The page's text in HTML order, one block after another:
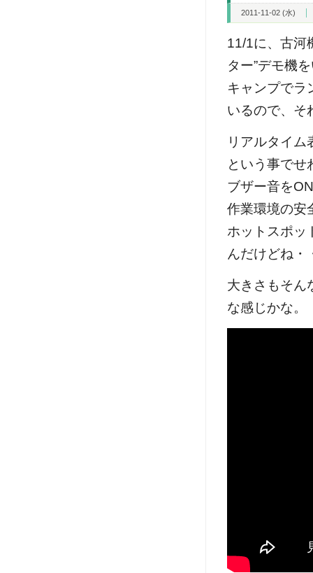
2011-11-02 (水)
11/1に、古河
ター”デモ機
キャンプでラ
いるので、そ
リアルタイ
という事でせ
ブザー音を
作業環境の安
ホットスポッ
んだけどね・
大きさもそん
な感じかな。